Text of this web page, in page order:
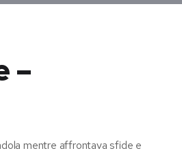
–
mentre affrontava sfide e